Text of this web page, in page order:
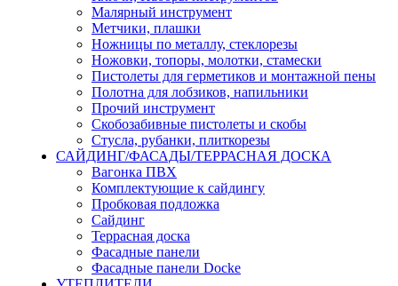
Малярный инструмент
Метчики, плашки
Ножницы по металлу, стеклорезы
Ножовки, топоры, молотки, стамески
Пистолеты для герметиков и монтажной пены
Полотна для лобзиков, напильники
Прочий инструмент
Скобозабивные пистолеты и скобы
Стусла, рубанки, плиткорезы
САЙДИНГ/ФАСАДЫ/ТЕРРАСНАЯ ДОСКА
Вагонка ПВХ
Комплектующие к сайдингу
Пробковая подложка
Сайдинг
Террасная доска
Фасадные панели
Фасадные панели Docke